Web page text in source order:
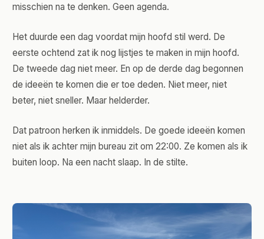
misschien na te denken. Geen agenda.
Het duurde een dag voordat mijn hoofd stil werd. De
eerste ochtend zat ik nog lijstjes te maken in mijn hoofd.
De tweede dag niet meer. En op de derde dag begonnen
de ideeën te komen die er toe deden. Niet meer, niet
beter, niet sneller. Maar helderder.
Dat patroon herken ik inmiddels. De goede ideeën komen
niet als ik achter mijn bureau zit om 22:00. Ze komen als ik
buiten loop. Na een nacht slaap. In de stilte.